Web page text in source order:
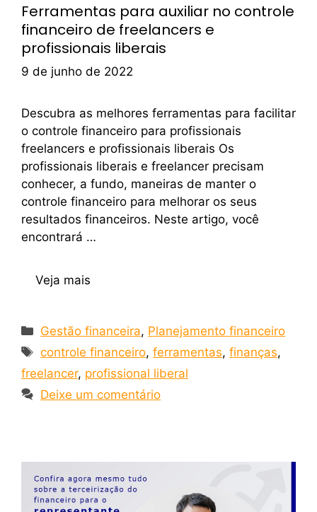
Ferramentas para auxiliar no controle
financeiro de freelancers e
profissionais liberais
9 de junho de 2022
Descubra as melhores ferramentas para facilitar
o controle financeiro para profissionais
freelancers e profissionais liberais Os
profissionais liberais e freelancer precisam
conhecer, a fundo, maneiras de manter o
controle financeiro para melhorar os seus
resultados financeiros. Neste artigo, você
encontrará …
Veja mais
Gestão financeira, Planejamento financeiro
controle financeiro,ferramentas,finanças,
freelancer, profissional liberal
Deixe um comentário